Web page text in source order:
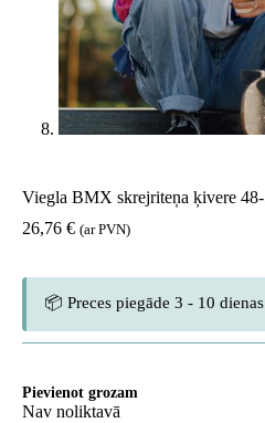
Viegla BMX skrejriteņa ķivere
26,76 € (ar PVN)
📦 Preces piegāde 3 - 10
Pievienot grozam
Nav noliktavā